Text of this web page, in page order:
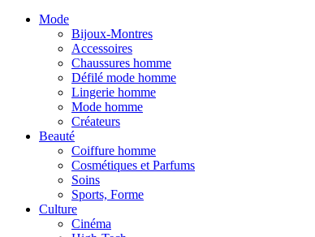
Mode
Bijoux-Montres
Accessoires
Chaussures homme
Défilé mode homme
Lingerie homme
Mode homme
Créateurs
Beauté
Coiffure homme
Cosmétiques et Parfums
Soins
Sports, Forme
Culture
Cinéma